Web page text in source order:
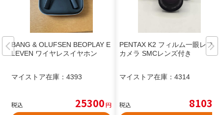
BANG & OLUFSEN BEOPLAY E
LEVEN ワイヤレスイヤホン
マイストア在庫： 4393
税込 25300円
PENTAX K2 フィルム一眼レフ
カメラ SMCレンズ付き
マイストア在庫： 4314
税込 8103